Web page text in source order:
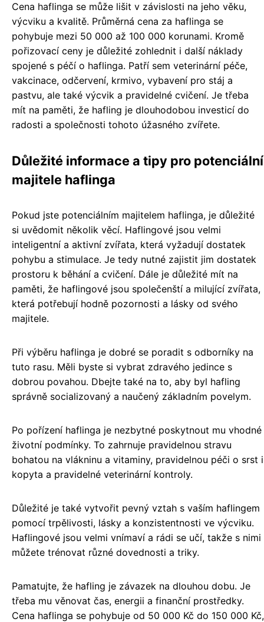
Cena haflinga se může lišit v závislosti na jeho věku,
výcviku a kvalitě. Průměrná cena za haflinga se
pohybuje mezi 50 000 až 100 000 korunami. Kromě
pořizovací ceny je důležité zohlednit i další náklady
spojené s péčí o haflinga. Patří sem veterinární péče,
vakcinace, odčervení, krmivo, vybavení pro stáj a
pastvu, ale také výcvik a pravidelné cvičení. Je třeba
mít na paměti, že hafling je dlouhodobou investicí do
radosti a společnosti tohoto úžasného zvířete.
Důležité informace a tipy pro potenciální
majitele haflinga
Pokud jste potenciálním majitelem haflinga, je důležité
si uvědomit několik věcí. Haflingové jsou velmi
inteligentní a aktivní zvířata, která vyžadují dostatek
pohybu a stimulace. Je tedy nutné zajistit jim dostatek
prostoru k běhání a cvičení. Dále je důležité mít na
paměti, že haflingové jsou společenští a milující zvířata,
která potřebují hodně pozornosti a lásky od svého
majitele.
Při výběru haflinga je dobré se poradit s odborníky na
tuto rasu. Měli byste si vybrat zdravého jedince s
dobrou povahou. Dbejte také na to, aby byl hafling
správně socializovaný a naučený základním povelym.
Po pořízení haflinga je nezbytné poskytnout mu vhodné
životní podmínky. To zahrnuje pravidelnou stravu
bohatou na vlákninu a vitaminy, pravidelnou péči o srst i
kopyta a pravidelné veterinární kontroly.
Důležité je také vytvořit pevný vztah s vaším haflingem
pomocí trpělivosti, lásky a konzistentnosti ve výcviku.
Haflingové jsou velmi vnímaví a rádi se učí, takže s nimi
můžete trénovat různé dovednosti a triky.
Pamatujte, že hafling je závazek na dlouhou dobu. Je
třeba mu věnovat čas, energii a finanční prostředky.
Cena haflinga se pohybuje od 50 000 Kč do 150 000 Kč,